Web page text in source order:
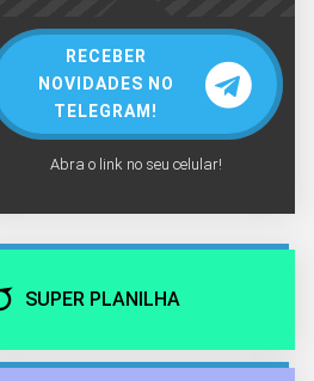
RECEBER
NOVIDADES NO
TELEGRAM!
Abra o link no seu celular!
SUPER PLANILHA